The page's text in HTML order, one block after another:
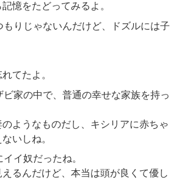
憶をたどってみるよ。
もりじゃないんだけど、ドズルには子
てたよ。
ビ家の中で、普通の幸せな家族を持っ
ようなものだし、キシリアに赤ちゃ
いしね。
イ奴だったね。
るんだけど、本当は頭が良くて優し